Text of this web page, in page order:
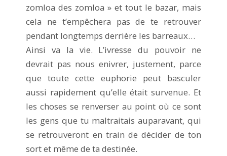
zomloa des zomloa » et tout le bazar, mais
cela ne t’empêchera pas de te retrouver
pendant longtemps derrière les barreaux…
Ainsi va la vie. L’ivresse du pouvoir ne
devrait pas nous enivrer, justement, parce
que toute cette euphorie peut basculer
aussi rapidement qu’elle était survenue. Et
les choses se renverser au point où ce sont
les gens que tu maltraitais auparavant, qui
se retrouveront en train de décider de ton
sort et même de ta destinée.